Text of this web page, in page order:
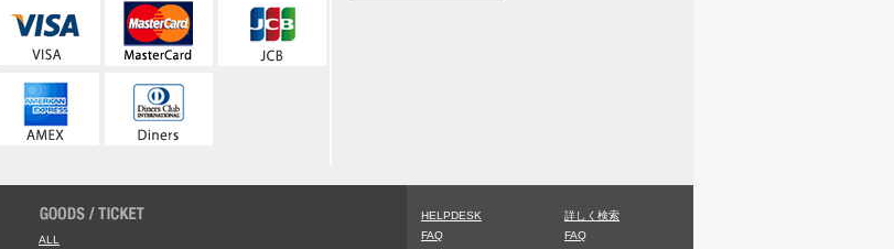
ALL
HELPDESK
FAQ
詳しく検索
FAQ